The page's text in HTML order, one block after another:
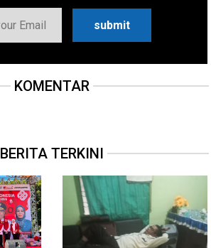
KOMENTAR
BERITA TERKINI